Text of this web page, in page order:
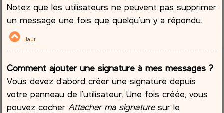
Notez que les utilisateurs ne peuvent pas supprimer
un message une fois que quelqu’un y a répondu.
Haut
Comment ajouter une signature à mes messages ?
Vous devez d’abord créer une signature depuis
votre panneau de l’utilisateur. Une fois créée, vous
pouvez cocherAttacher ma signaturesur le